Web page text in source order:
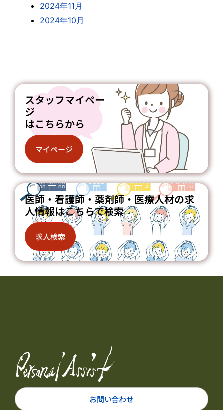
2024年11月
2024年10月
スタッフマイペー
ジ
はこちらから
マイページ
医師・看護師・薬剤師・医療人材の求
人情報はこちらで検索
求人検索
お問い合わせ